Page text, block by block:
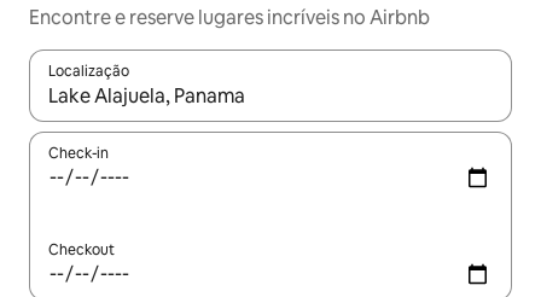
Encontre e reserve lugares incríveis no Airbnb
Localização
Quando os resultados estiverem disponíveis, explore-os
Check-in
Checkout